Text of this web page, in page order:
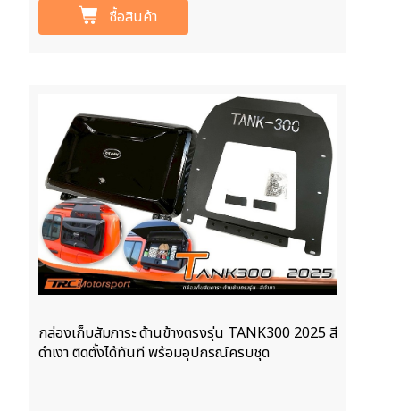
ซื้อสินค้า
กล่องเก็บสัมภาระ ด้านข้างตรงรุ่น TANK300 2025 สี
ดำเงา ติดตั้งได้ทันที พร้อมอุปกรณ์ครบชุด